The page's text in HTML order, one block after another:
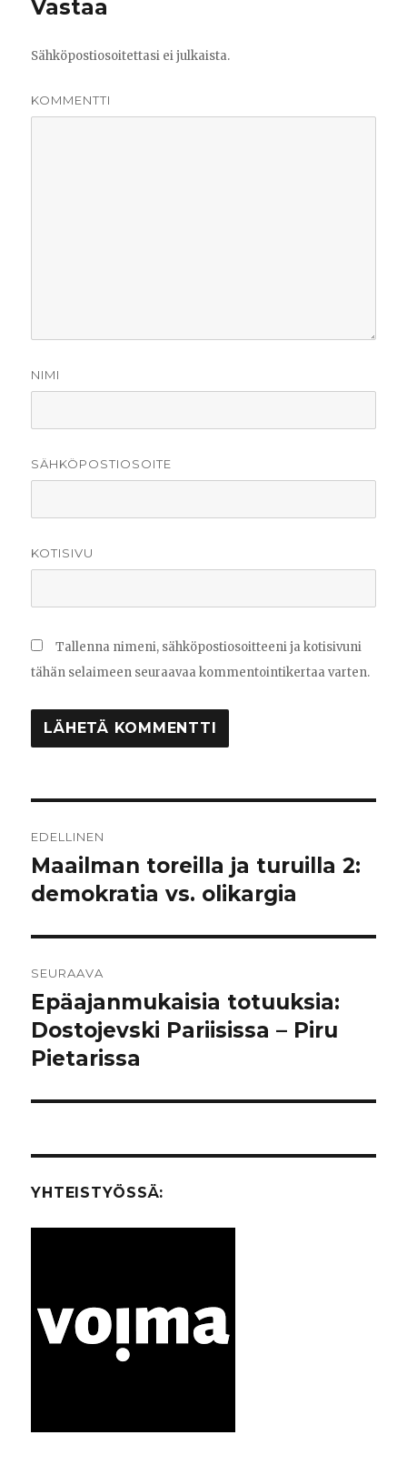
Vastaa
Sähköpostiosoitettasi ei julkaista.
KOMMENTTI
NIMI
SÄHKÖPOSTIOSOITE
KOTISIVU
Tallenna nimeni, sähköpostiosoitteeni ja kotisivuni
tähän selaimeen seuraavaa kommentointikertaa varten.
selaus
EDELLINEN
Edellinen
artikkeli:
Maailman toreilla ja turuilla 2:
demokratia vs. olikargia
SEURAAVA
Seuraava
artikkeli:
Epäajanmukaisia totuuksia:
Dostojevski Pariisissa – Piru
Pietarissa
YHTEISTYÖSSÄ: